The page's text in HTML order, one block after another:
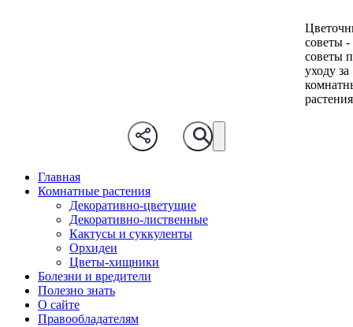
советы -
советы
уходу за
Главная
Комнатные растения
Декоративно-цветущие
Декоративно-лиственные
Кактусы и суккуленты
Орхидеи
Цветы-хищники
Болезни и вредители
Полезно знать
О сайте
Правообладателям